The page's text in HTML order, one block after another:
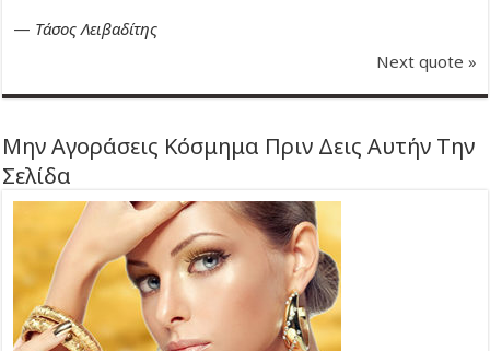
— Τάσος Λειβαδίτης
Next quote »
Μην Αγοράσεις Κόσμημα Πριν Δεις Αυτήν Την
Σελίδα